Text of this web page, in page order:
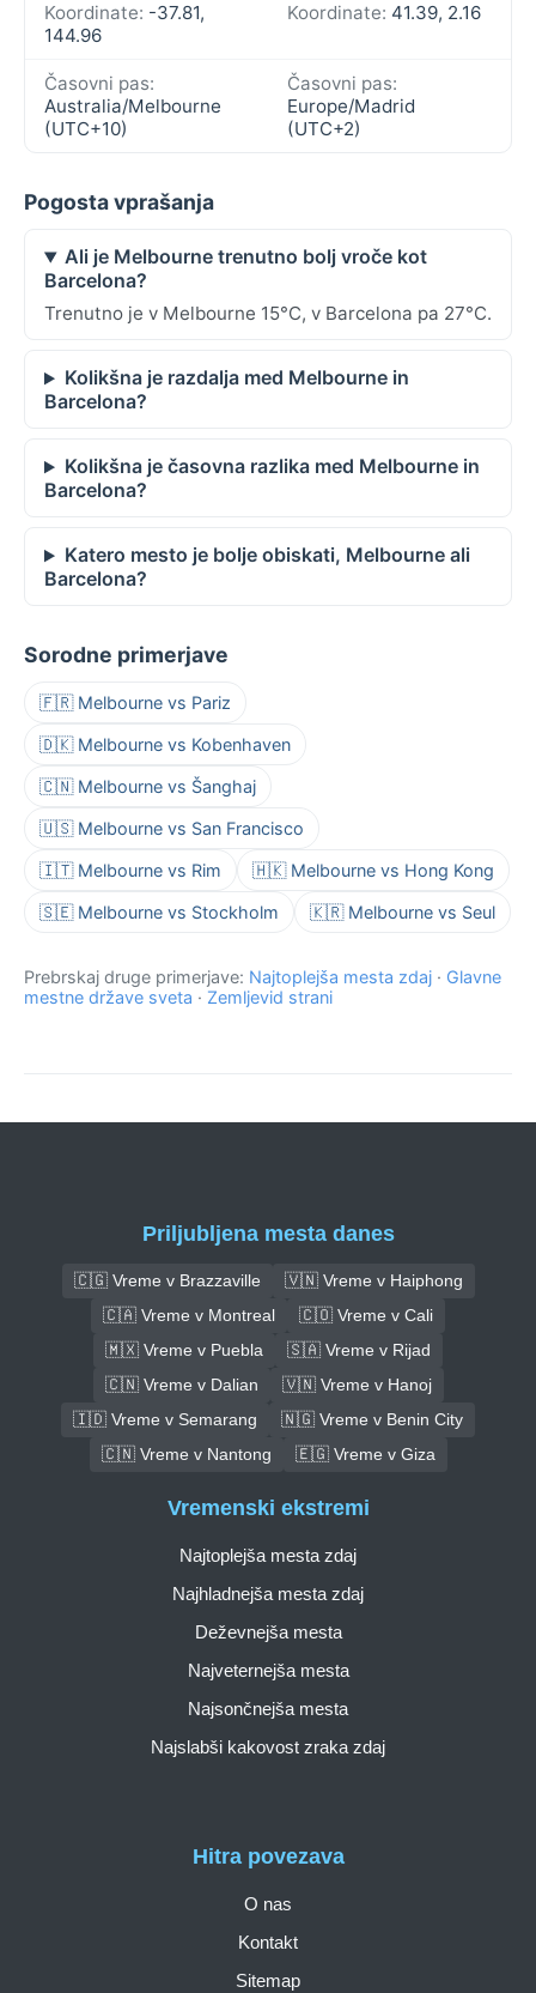
Koordinate: -37.81,
144.96
Koordinate: 41.39, 2.16
Časovni pas:
Australia/Melbourne
(UTC+10)
Časovni pas:
Europe/Madrid
(UTC+2)
Pogosta vprašanja
Ali je Melbourne trenutno bolj vroče kot
Barcelona?
Trenutno je v Melbourne 15°C, v Barcelona pa 27°C.
Kolikšna je razdalja med Melbourne in
Barcelona?
Kolikšna je časovna razlika med Melbourne in
Barcelona?
Katero mesto je bolje obiskati, Melbourne ali
Barcelona?
Sorodne primerjave
🇫🇷 Melbourne vs Pariz
🇩🇰 Melbourne vs Kobenhaven
🇨🇳 Melbourne vs Šanghaj
🇺🇸 Melbourne vs San Francisco
🇮🇹 Melbourne vs Rim 🇭🇰 Melbourne vs Hong Kong
🇸🇪 Melbourne vs Stockholm 🇰🇷 Melbourne vs Seul
Prebrskaj druge primerjave: Najtoplejša mesta zdaj · Glavne
mestne države sveta · Zemljevid strani
Priljubljena mesta danes
🇨🇬 Vreme v Brazzaville
🇻🇳 Vreme v Haiphong
🇨🇦 Vreme v Montreal
🇨🇴 Vreme v Cali
🇲🇽 Vreme v Puebla
🇸🇦 Vreme v Rijad
🇨🇳 Vreme v Dalian
🇻🇳 Vreme v Hanoj
🇮🇩 Vreme v Semarang
🇳🇬 Vreme v Benin City
🇨🇳 Vreme v Nantong
🇪🇬 Vreme v Giza
Hitra povezava
O nas
Kontakt
Sitemap
Vremenski ekstremi
Najtoplejša mesta zdaj
Najhladnejša mesta zdaj
Deževnejša mesta
Najveternejša mesta
Najsončnejša mesta
Najslabši kakovost zraka zdaj